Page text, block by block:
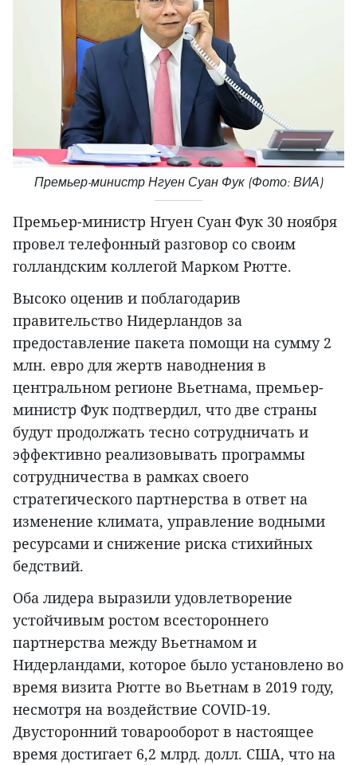
Премьер-министр Нгуен Суан Фук (Фото: ВИА)
Премьер-министр Нгуен Суан Фук 30 ноября
провел телефонный разговор со своим
голландским коллегой Марком Рютте.
Высоко оценив и поблагодарив
правительство Нидерландов за
предоставление пакета помощи на сумму 2
млн. евро для жертв наводнения в
центральном регионе Вьетнама, премьер-
министр Фук подтвердил, что две страны
будут продолжать тесно сотрудничать и
эффективно реализовывать программы
сотрудничества в рамках своего
стратегического партнерства в ответ на
изменение климата, управление водными
ресурсами и снижение риска стихийных
бедствий.
Оба лидера выразили удовлетворение
устойчивым ростом всестороннего
партнерства между Вьетнамом и
Нидерландами, которое было установлено во
время визита Рютте во Вьетнам в 2019 году,
несмотря на воздействие COVID-19.
Двусторонний товарооборот в настоящее
время достигает 6,2 млрд. долл. США, что на